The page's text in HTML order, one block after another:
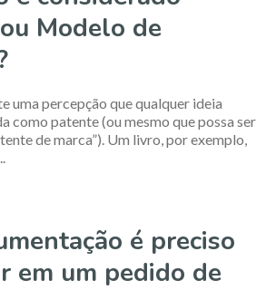
Modelo de
uma percepção que qualquer ideia
como patente (ou mesmo que possa ser
de marca”). Um livro, por exemplo,
é preciso
em um pedido de